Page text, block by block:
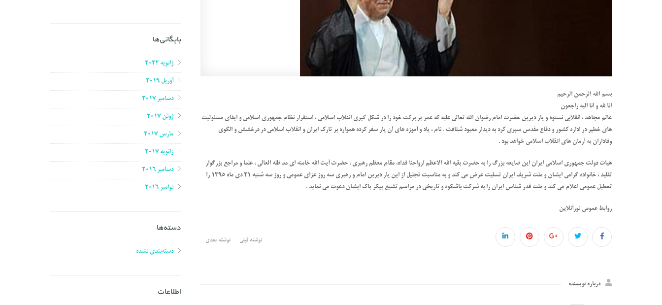
بسم الله الرحمن الرحیم
انا لله و انا الیه راجعون
عالم مجاهد ، انقلابی نستوه و یار دیرین حضرت امام رضوان الله تعالی علیه که عمر پر برکت خود را در شکل گیری انقلاب اسلامی ، استقرار نظام جمهوری اسلامی و ایفای مسئولیت
های خطیر در اداره کشور و دفاع مقدس سپری کرد به دیدار معبود شتافت . نام ، یاد و آموزه های آن یار سفر کرده همواره بر تارک ایران و انقلاب اسلامی در درخشش و الگوی
وفاداران به آرمان های انقلاب اسلامی خواهد بود .
هیات دولت جمهوری اسلامی ایران این ضایعه بزرگ را به حضرت بقیه الله الاعظم ارواحنا فداه، مقام معظم رهبری ، حضرت آیت الله خامنه ای مد ظله العالی ، علما و مراجع بزرگوار
تقلید ، خانواده گرامی ایشان و ملت شریف ایران تسلیت عرض می کند و به مناسبت تجلیل از این یار دیرین امام و رهبری سه روز عزای عمومی و روز سه شنبه ۲۱ دی ماه ۱۳۹۵ را
تعطیل عمومی اعلام می کند و ملت قدر شناس ایران را به شرکت باشکوه و تاریخی در مراسم تشیع پیکر پاک ایشان دعوت می نماید .
روابط عمومی نورآنلاین
نوشته قبلی نوشته بعدی
درباره نویسنده
بایگانی‌ها
ژانویه 2022
آوریل 2019
دسامبر 2017
ژوئن 2017
مارس 2017
ژانویه 2017
دسامبر 2016
نوامبر 2016
دسته‌ها
دسته‌بندی نشده
اطلاعات